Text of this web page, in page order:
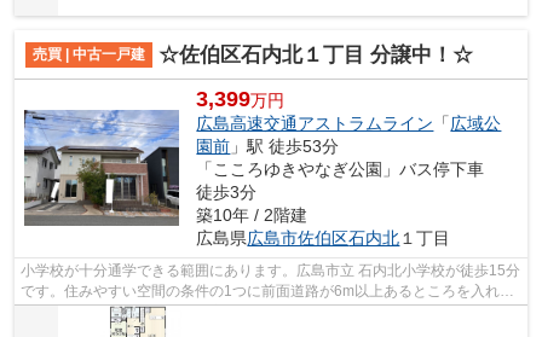
売買 | 中古一戸建 ☆佐伯区石内北１丁目 分譲中！☆
3,399万円
広島高速交通アストラムライン 「広域公
園前 」駅 徒歩53分
「こころゆきやなぎ公園」バス停下車
徒歩3分
築10年 / 2階建
広島県広島市佐伯区石内北 １丁目
小学校が十分通学できる範囲にあります。広島市立 石内北小学校が徒歩15分
です。住みやすい空間の条件の1つに前面道路が6m以上あるところを入れて
みては。ゆとりある暮らしを実現する...